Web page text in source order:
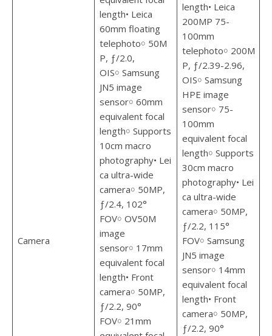
Camera
length• Leica
60mm floating
telephoto￮ 50M
P, ƒ/2.0,
OIS￮ Samsung
JN5 image
sensor￮ 60mm
equivalent focal
length￮ Supports
10cm macro
photography• Lei
ca ultra-wide
camera￮ 50MP,
ƒ/2.4, 102°
FOV￮ OV50M
image
sensor￮ 17mm
equivalent focal
length• Front
camera￮ 50MP,
ƒ/2.2, 90°
FOV￮ 21mm
length• Leica
200MP 75-
100mm
telephoto￮ 200M
P, ƒ/2.39-2.96,
OIS￮ Samsung
HPE image
sensor￮ 75-
100mm
equivalent focal
length￮ Supports
30cm macro
photography• Lei
ca ultra-wide
camera￮ 50MP,
ƒ/2.2, 115°
FOV￮ Samsung
JN5 image
sensor￮ 14mm
equivalent focal
length• Front
camera￮ 50MP,
ƒ/2.2, 90°